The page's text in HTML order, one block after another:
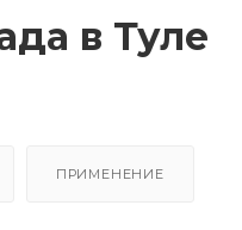
в Туле
ПРИМЕНЕНИЕ